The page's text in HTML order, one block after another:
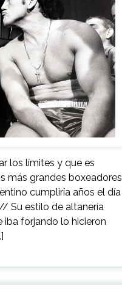
los límites y que es
más grandes boxeadores
cumpliría años el día
Su estilo de altanería
forjando lo hicieron